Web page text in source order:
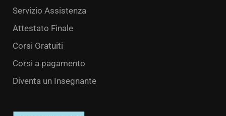
Servizio Assistenza
Attestato Finale
Corsi Gratuiti
Corsi a pagamento
Diventa un Insegnante